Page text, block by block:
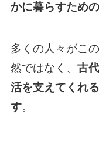
かに暮らすため
多くの人々がこ
然ではなく、 古
活を支えてくれ
す。